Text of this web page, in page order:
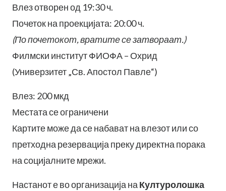
Влез отворен од 19:30 ч.
Почеток на проекцијата: 20:00 ч.
(По почетокот, вратите се затвораат.)
Филмски институт ФИОФА – Охрид
(Универзитет „Св. Апостол Павле“)
Влез: 200 мкд
Местата се ограничени
Картите може да се набават на влезот или со
претходна резервација преку директна порака
на социјалните мрежи.
Настанот е во организација наКултуролошка